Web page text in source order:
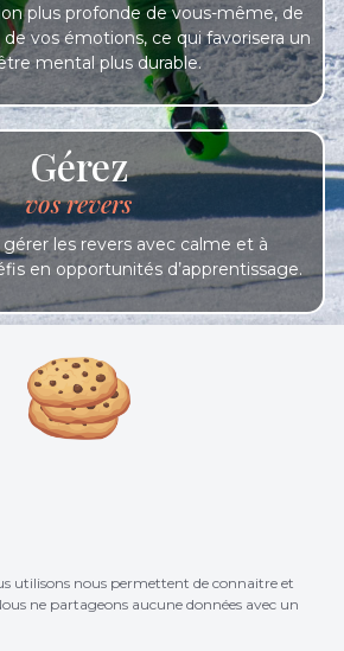
plus profonde de vous-même, de
vos émotions, ce qui favorisera un
mental plus durable.
Gérez
vos revers
les revers avec calme et à
en opportunités d’apprentissage.
peut vous aider à atteindre l’excellence
Cela vous permettra de maximiser vos
une stabilité émotionnelle et
utilisons nous permettent de connaitre et
ne partageons aucune données avec un